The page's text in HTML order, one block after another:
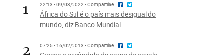
1
22:13 - 09/03/2022 - Compartilhe
África do Sul é o país mais desigual do
mundo, diz Banco Mundial
2 07:25 - 16/02/2013 - Compartilhe